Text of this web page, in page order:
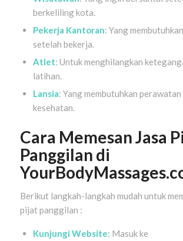
berkeliling kota.
Pekerja Kantoran: Yang
setelah bekerja.
Atlet: Untuk menghilangkan
latihan.
Lansia: Yang membutuhkan
kesehatan.
Cara Memesan Jasa
Panggilan di
Berikut langkah-langkah mudah untuk
pijat panggilan :
Kunjungi Website: Masuk ke